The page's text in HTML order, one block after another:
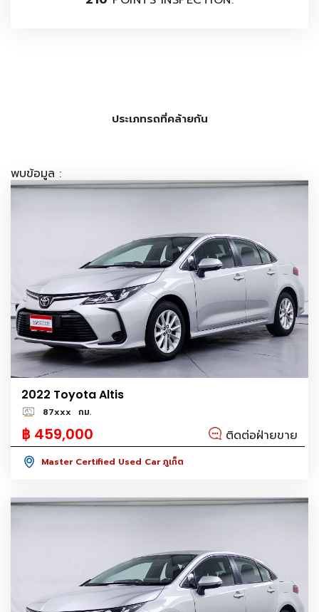
ประเภทรถที่คล้ายกัน
พบข้อมูล :
2022 Toyota Altis
87xxx กม.
฿ 459,000 ติดต่อฝ่ายขาย
Master Certified Used Car ภูเก็ต